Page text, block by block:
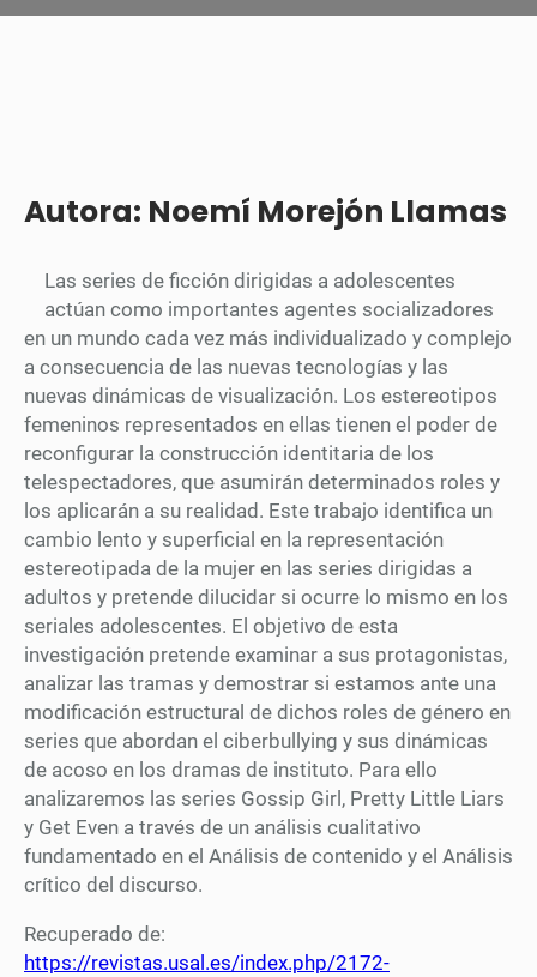
Autora: Noemí Morejón Llamas
Las series de ficción dirigidas a adolescentes
actúan como importantes agentes socializadores
en un mundo cada vez más individualizado y complejo
a consecuencia de las nuevas tecnologías y las
nuevas dinámicas de visualización. Los estereotipos
femeninos representados en ellas tienen el poder de
reconfigurar la construcción identitaria de los
telespectadores, que asumirán determinados roles y
los aplicarán a su realidad. Este trabajo identifica un
cambio lento y superficial en la representación
estereotipada de la mujer en las series dirigidas a
adultos y pretende dilucidar si ocurre lo mismo en los
seriales adolescentes. El objetivo de esta
investigación pretende examinar a sus protagonistas,
analizar las tramas y demostrar si estamos ante una
modificación estructural de dichos roles de género en
series que abordan el ciberbullying y sus dinámicas
de acoso en los dramas de instituto. Para ello
analizaremos las series Gossip Girl, Pretty Little Liars
y Get Even a través de un análisis cualitativo
fundamentado en el Análisis de contenido y el Análisis
crítico del discurso.
Recuperado de:
https://revistas.usal.es/index.php/2172-